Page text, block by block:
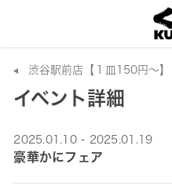
渋谷駅前店【１皿150円～】
イベント詳細
2025.01.10 - 2025.01.19
豪華かにフェア